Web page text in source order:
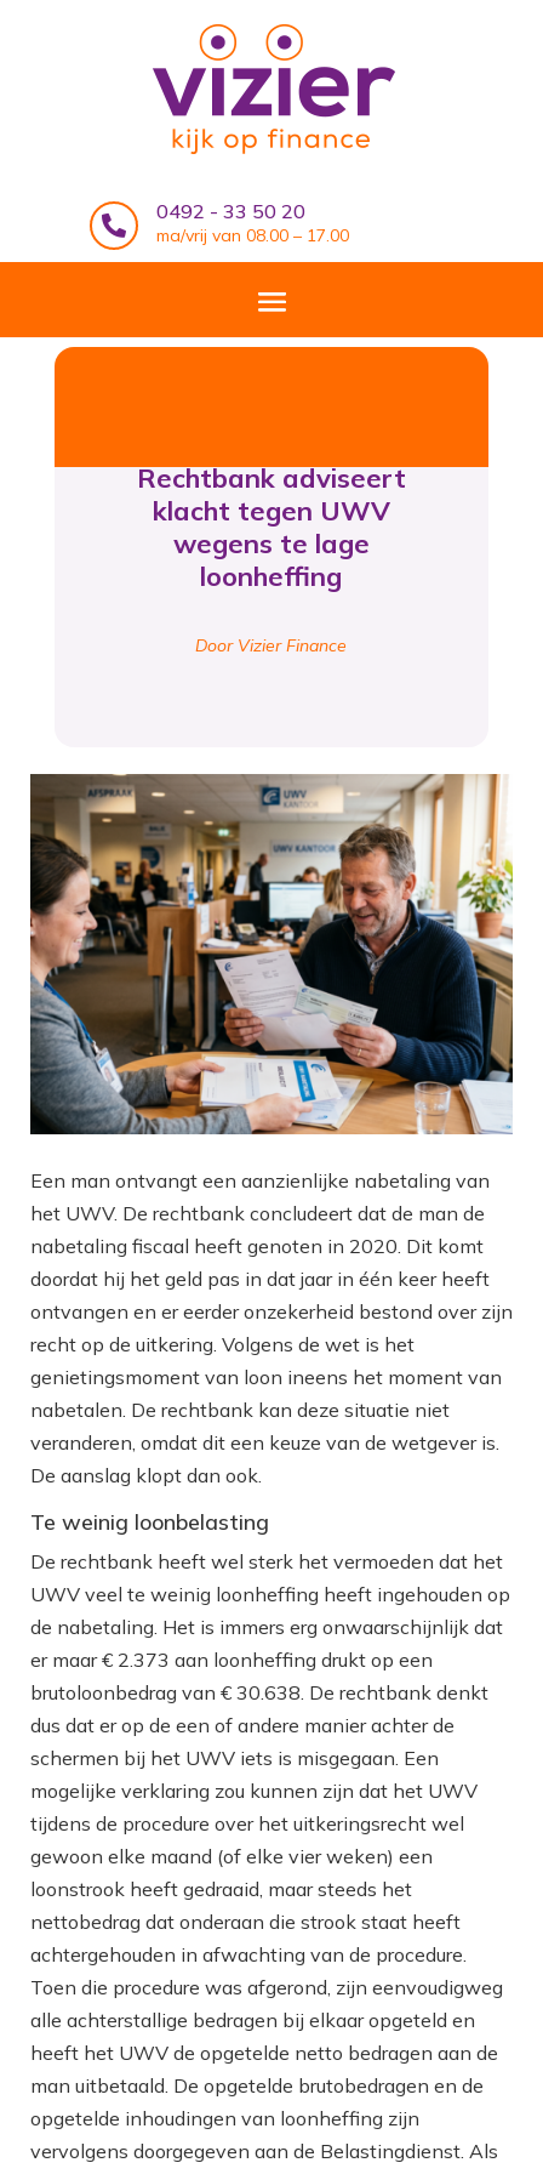

0492 - 33 50 20
ma/vrij van 08.00 – 17.00
Rechtbank adviseert
klacht tegen UWV
wegens te lage
loonheffing
Door Vizier Finance
Een man ontvangt een aanzienlijke nabetaling van
het UWV. De rechtbank concludeert dat de man de
nabetaling fiscaal heeft genoten in 2020. Dit komt
doordat hij het geld pas in dat jaar in één keer heeft
ontvangen en er eerder onzekerheid bestond over zijn
recht op de uitkering. Volgens de wet is het
genietingsmoment van loon ineens het moment van
nabetalen. De rechtbank kan deze situatie niet
veranderen, omdat dit een keuze van de wetgever is.
De aanslag klopt dan ook.
Te weinig loonbelasting
De rechtbank heeft wel sterk het vermoeden dat het
UWV veel te weinig loonheffing heeft ingehouden op
de nabetaling. Het is immers erg onwaarschijnlijk dat
er maar € 2.373 aan loonheffing drukt op een
brutoloonbedrag van € 30.638. De rechtbank denkt
dus dat er op de een of andere manier achter de
schermen bij het UWV iets is misgegaan. Een
mogelijke verklaring zou kunnen zijn dat het UWV
tijdens de procedure over het uitkeringsrecht wel
gewoon elke maand (of elke vier weken) een
loonstrook heeft gedraaid, maar steeds het
nettobedrag dat onderaan die strook staat heeft
achtergehouden in afwachting van de procedure.
Toen die procedure was afgerond, zijn eenvoudigweg
alle achterstallige bedragen bij elkaar opgeteld en
heeft het UWV de opgetelde netto bedragen aan de
man uitbetaald. De opgetelde brutobedragen en de
opgetelde inhoudingen van loonheffing zijn
vervolgens doorgegeven aan de Belastingdienst. Als